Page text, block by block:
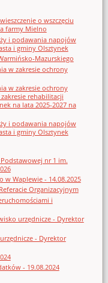
o wszczęciu
farmy Mielno
i podawania napojów
i gminy Olsztynek
Mazurskiego
w zakresie ochrony
w zakresie ochrony
rehabilitacji
na lata 2025-2027 na
i podawania napojów
i gminy Olsztynek
nr 1 im.
w Waplewie - 14.08.2025
Organizacyjnym
i
urzędnicze - Dyrektor
- Dyrektor
- 19.08.2024